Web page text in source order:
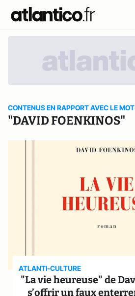
CONTENUS EN RAPPORT AVEC LE
"DAVID FOENKINOS"
ATLANTI-CULTURE
"La vie heureuse" de
s’offrir un faux